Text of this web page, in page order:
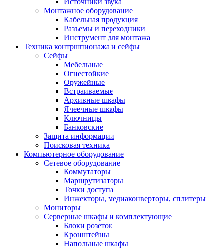
Источники звука
Монтажное оборудование
Кабельная продукция
Разъемы и переходники
Инструмент для монтажа
Техника контршпионажа и сейфы
Сейфы
Мебельные
Огнестойкие
Оружейные
Встраиваемые
Архивные шкафы
Ячеечные шкафы
Ключницы
Банковские
Защита информации
Поисковая техника
Компьютерное оборудование
Сетевое оборудование
Коммутаторы
Маршрутизаторы
Точки доступа
Инжекторы, медиаконверторы, сплитеры
Мониторы
Серверные шкафы и комплектующие
Блоки розеток
Кронштейны
Напольные шкафы